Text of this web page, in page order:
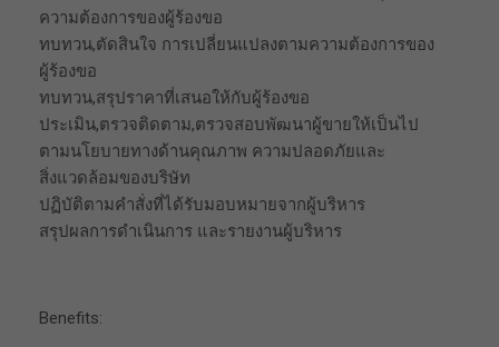
ความต้องการของผู้ร้องขอ
ทบทวน,ตัดสินใจ การเปลี่ยนแปลงตามความต้องการของ
ผู้ร้องขอ
ทบทวน,สรุปราคาที่เสนอให้กับผู้ร้องขอ
ประเมิน,ตรวจติดตาม,ตรวจสอบพัฒนาผู้ขายให้เป็นไป
ตามนโยบายทางด้านคุณภาพ ความปลอดภัยและ
สิ่งแวดล้อมของบริษัท
ปฏิบัติตามคำสั่งที่ได้รับมอบหมายจากผู้บริหาร
สรุปผลการดำเนินการ และรายงานผู้บริหาร
Benefits: